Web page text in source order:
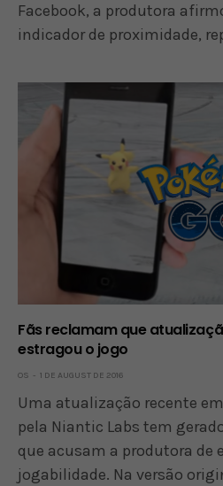
Facebook, a produtora
indicador de proximidade,
Fãs reclamam que
estragou o jogo
OS 1 DE AUGUST DE 2016
Uma atualização recente
pela Niantic Labs tem
que acusam a produtora de
jogabilidade. Na versão